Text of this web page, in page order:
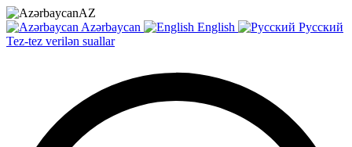
AZ
Azərbaycan
English
Русский
Tez-tez verilən suallar